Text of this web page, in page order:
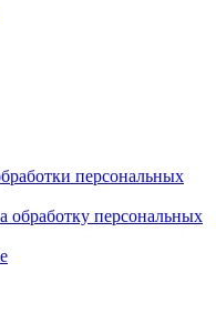
персональных
обработку персональных